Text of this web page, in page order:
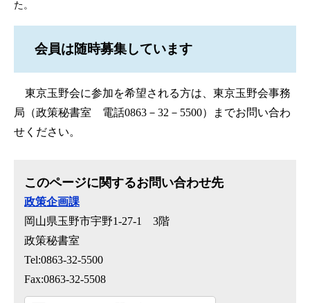
た。
会員は随時募集しています
東京玉野会に参加を希望される方は、東京玉野会事務
局（政策秘書室 電話0863－32－5500）までお問い合わ
せください。
このページに関するお問い合わせ先
政策企画課
岡山県玉野市宇野1-27-1 3階
政策秘書室
Tel:0863-32-5500
Fax:0863-32-5508